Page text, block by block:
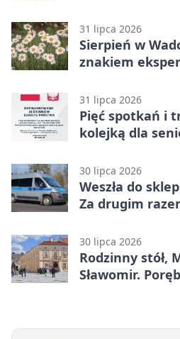
31 lipca 2026
Sierpień w
znakiem
31 lipca 2026
Pięć spotkań i
kolejką dla
30 lipca 2026
Weszła do
Za drugim
30 lipca 2026
Rodzinny stół,
Sławomir.